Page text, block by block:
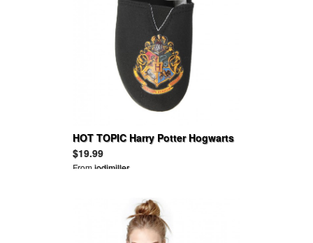
HOT TOPIC Harry Potter Hogwarts
Crest Slip-On Shoes
$19.99
Fromjodimiller